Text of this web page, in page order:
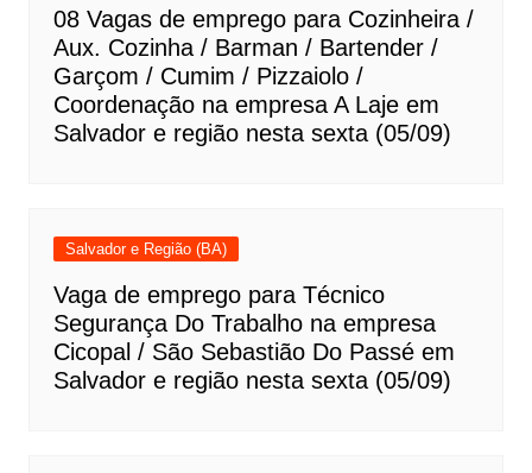
08 Vagas de emprego para Cozinheira /
Aux. Cozinha / Barman / Bartender /
Garçom / Cumim / Pizzaiolo /
Coordenação na empresa A Laje em
Salvador e região nesta sexta (05/09)
Salvador e Região (BA)
Vaga de emprego para Técnico
Segurança Do Trabalho na empresa
Cicopal / São Sebastião Do Passé em
Salvador e região nesta sexta (05/09)